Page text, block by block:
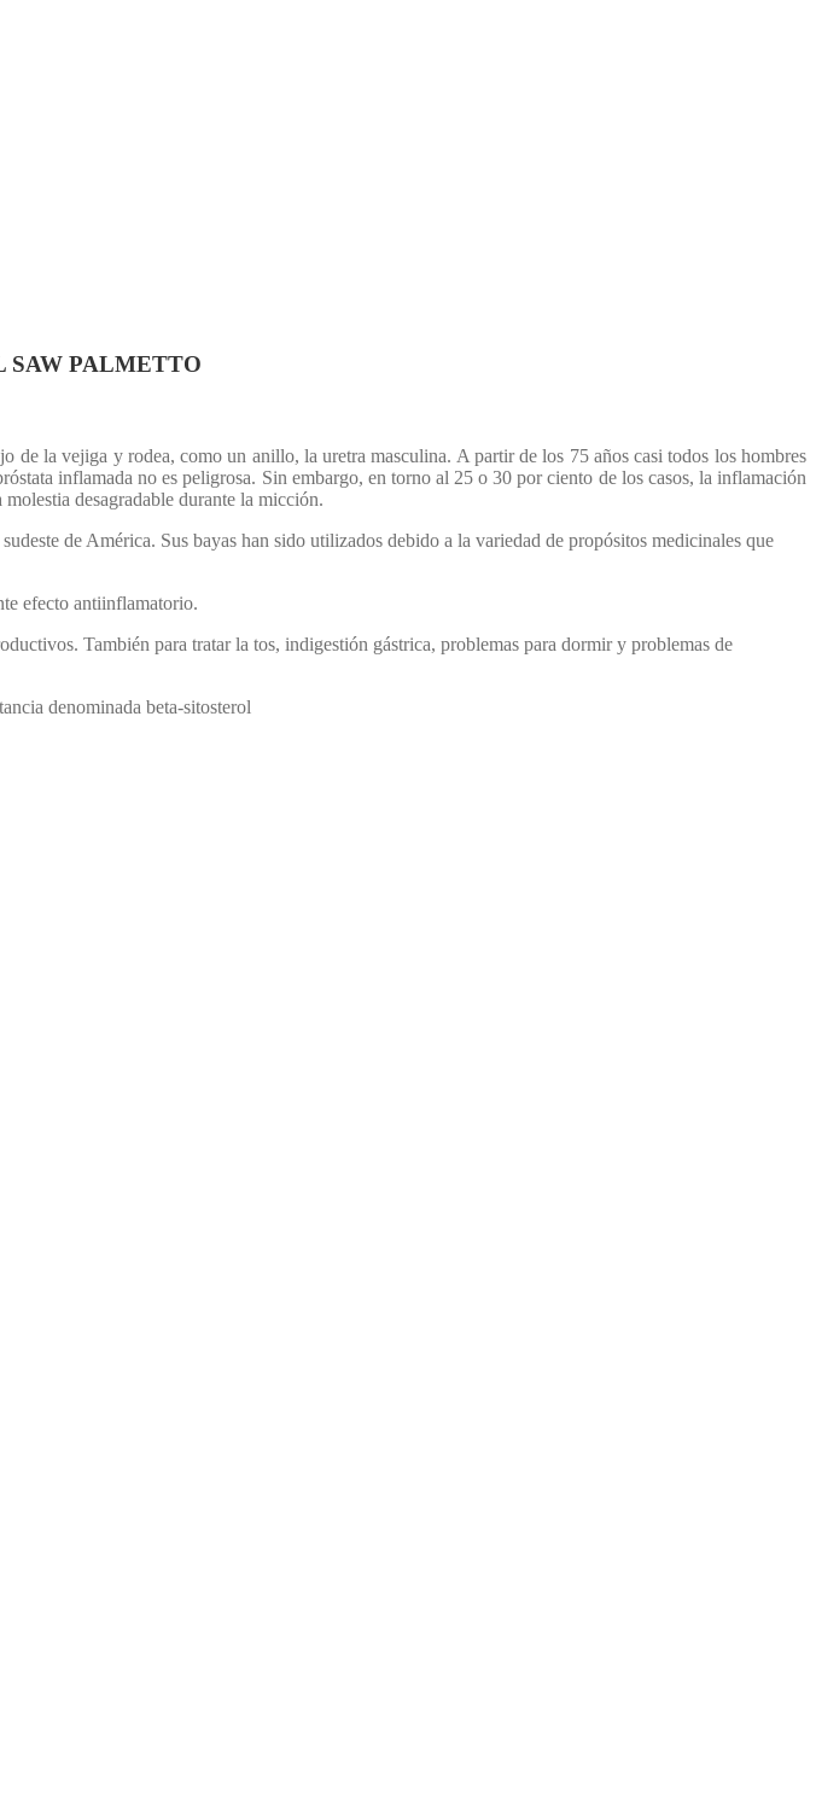
SAW PALMETTO
de la vejiga y rodea, como un anillo, la uretra masculina. A partir de los 75 años casi todos los hombres
inflamada no es peligrosa. Sin embargo, en torno al 25 o 30 por ciento de los casos, la inflamación
desagradable durante la micción.
de América. Sus bayas han sido utilizados debido a la variedad de propósitos medicinales que
efecto antiinflamatorio.
También para tratar la tos, indigestión gástrica, problemas para dormir y problemas de
denominada beta-sitosterol